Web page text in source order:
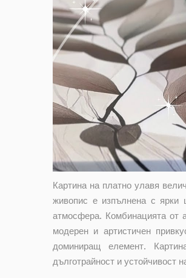
Картина на платно улавя
живопис е изпълнена с ярки
атмосфера. Комбинацията от
модерен и артистичен
доминиращ елемент.
дълготрайност и устойчивост